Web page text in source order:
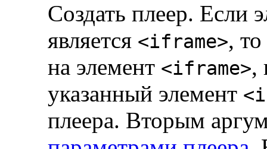
Создать плеер. Если
является <iframe>,
на элемент <iframe>,
указанный элемент
плеера. Вторым